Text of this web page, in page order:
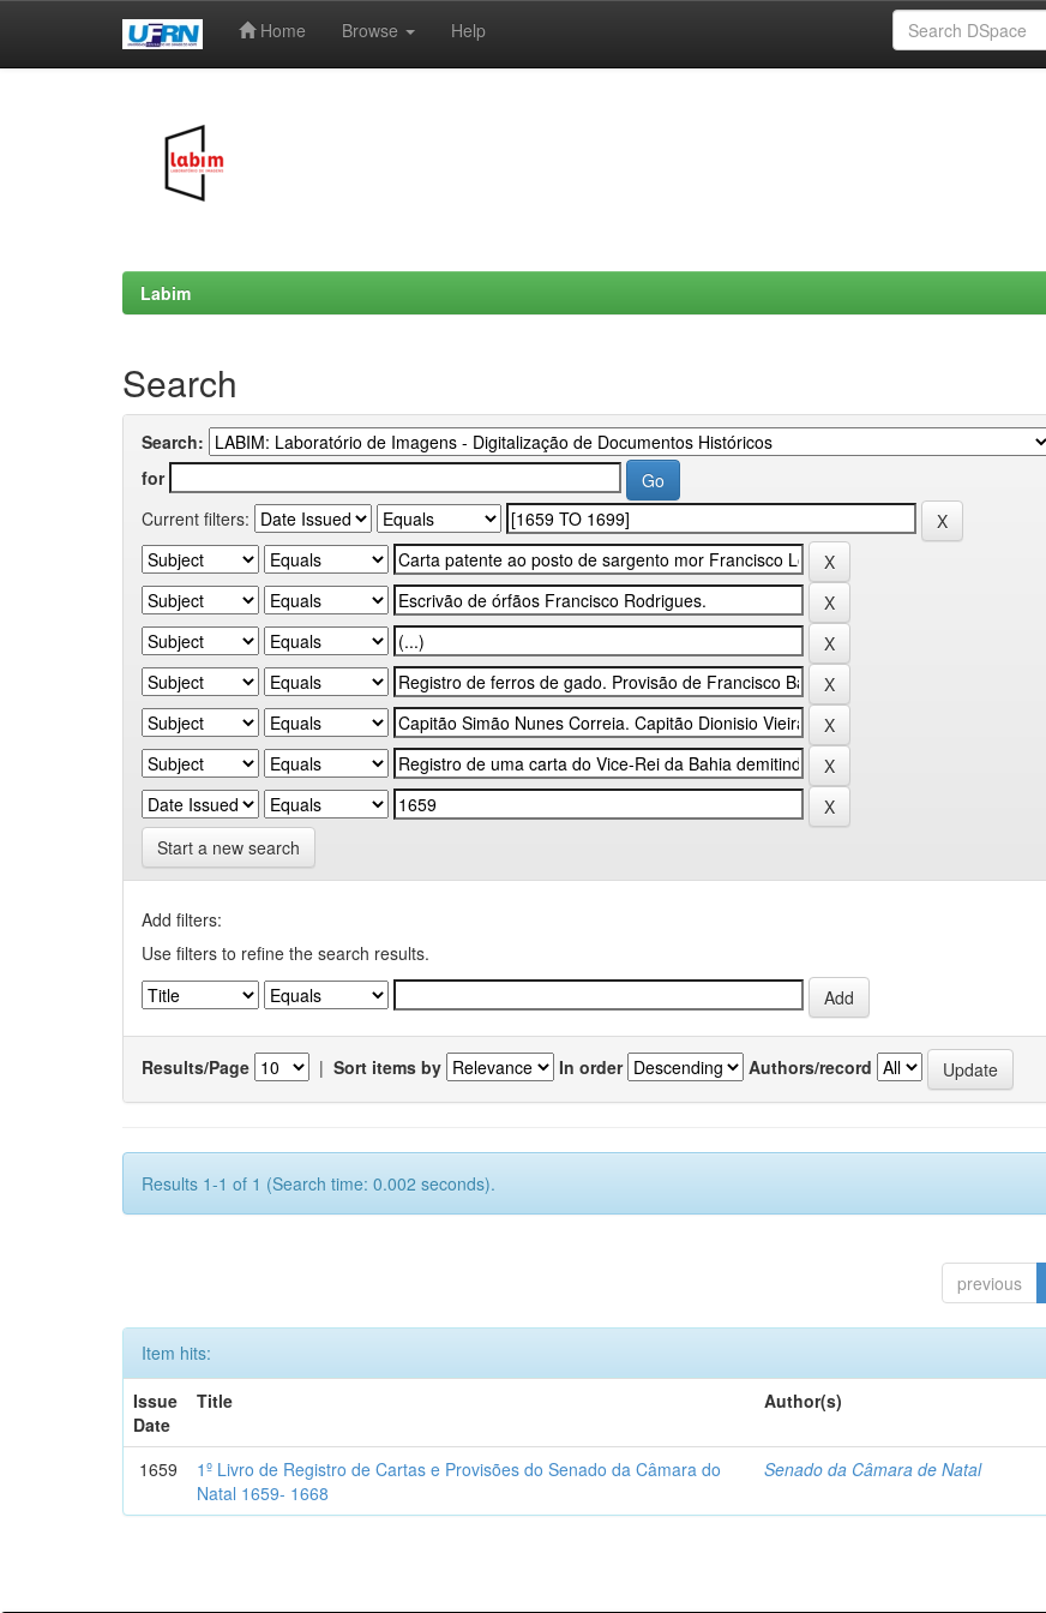
Home Browse Help
Labim
Search
Search:
for
Current filters:
Start a new search
Add filters:
Use filters to refine the search results.
Results/Page | Sort items by In order Authors/record
Results 1-1 of 1 (Search time: 0.002 seconds).
previous
Item hits:
Issue
Date
Title Author(s)
1659
1º Livro de Registro de Cartas e Provisões do Senado da Câmara do
Natal 1659- 1668
Senado da Câmara de Natal